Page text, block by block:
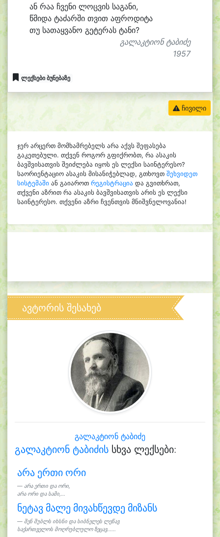
ან რაა ჩვენი ლოცვის საგანი,
წმიდა ტაძარში თვით აფროდიტა
თუ სათაყვანო გეტერას ტანი?
გალაკტიონ ტაბიძე
1957
ლექსები ბუნებაზე
ჩივილი
ჯერ არცერთ მომხამრებელს არა აქვს შეფასება
გაკეთებული. თქვენ როგორ გფიქრობთ, რა ასაკის
ბავშვისათვის შეიძლება იყოს ეს ლექსი საინტერესო?
საორიენტაციო ასაკის მისანიჭებლად, გთხოვთ შეხვიდეთ
სისტემაში ან გაიაროთ რეგისტრაცია და გვითხრათ,
თქვენი აზრით რა ასაკის ბავშვისათვის არის ეს ლექსი
საინტერესო. თქვენი აზრი ჩვენთვის მნიშვნელოვანია!
ავტორის შესახებ
გალაკტიონ ტაბიძე
გალაკტიონ ტაბიძის სხვა ლექსები:
არა ერთი ორი
არა ერთი და ორი,
არა ორი და სამი,...
ნეტავ მალე მივახწევდე მიზანს
შენ შუბლს იხსნი და სიბნელეს ლეწავ
საქართველოს მოღრუბლულო ზეცავ......